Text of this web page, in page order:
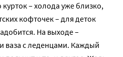
– холода уже близко,
кофточек – для деток
На выходе –
ваза с леденцами. Каждый